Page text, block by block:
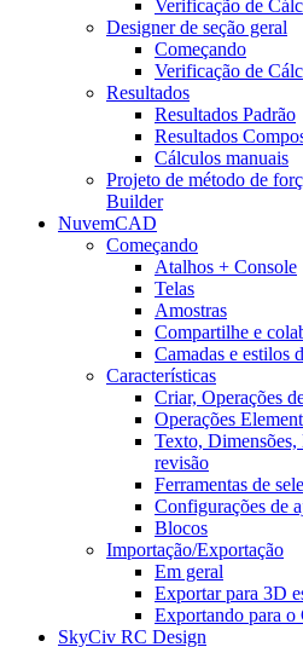
Verificação de
Designer de seção geral
Começando
Verificação de
Resultados
Resultados Padrão
Resultados
Cálculos manuais
Projeto de método de
Builder
NuvemCAD
Começando
Atalhos + Console
Telas
Amostras
Compartilhe e
Camadas e estilos
Características
Criar, Operações
Operações
Texto, Dimensões,
revisão
Ferramentas de
Configurações de
Blocos
Importação/Exportação
Em geral
Exportar para 3D
Exportando para o
SkyCiv RC Design